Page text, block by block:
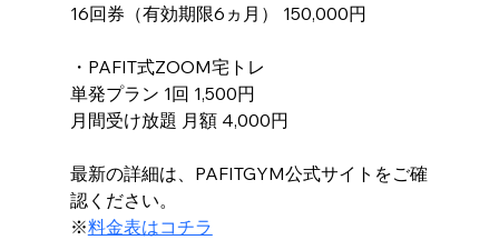
16回券（有効期限6ヵ月） 150,000円
・PAFIT式ZOOM宅トレ
単発プラン 1回 1,500円
月間受け放題 月額 4,000円
最新の詳細は、PAFITGYM公式サイトをご確
認ください。
※料金表はコチラ